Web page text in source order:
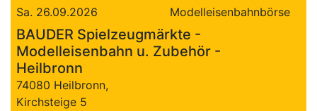
Sa. 26.09.2026 Modelleisenbahnbörse
BAUDER Spielzeugmärkte -
Modelleisenbahn u. Zubehör -
Heilbronn
74080 Heilbronn,
Kirchsteige 5